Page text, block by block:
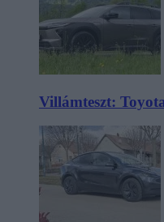
Villámteszt: